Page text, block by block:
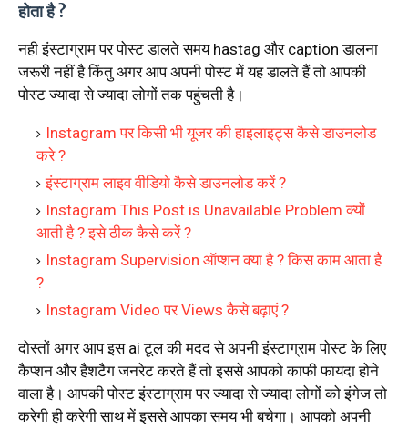
होता है ?
नही इंस्टाग्राम पर पोस्ट डालते समय hastag और caption डालना
जरूरी नहीं है किंतु अगर आप अपनी पोस्ट में यह डालते हैं तो आपकी
पोस्ट ज्यादा से ज्यादा लोगों तक पहुंचती है।
Instagram पर किसी भी यूजर की हाइलाइट्स कैसे डाउनलोड
करे ?
इंस्टाग्राम लाइव वीडियो कैसे डाउनलोड करें ?
Instagram This Post is Unavailable Problem क्यों
आती है ? इसे ठीक कैसे करें ?
Instagram Supervision ऑप्शन क्या है ? किस काम आता है
?
Instagram Video पर Views कैसे बढ़ाएं ?
दोस्तों अगर आप इस ai टूल की मदद से अपनी इंस्टाग्राम पोस्ट के लिए
कैप्शन और हैशटैग जनरेट करते हैं तो इससे आपको काफी फायदा होने
वाला है। आपकी पोस्ट इंस्टाग्राम पर ज्यादा से ज्यादा लोगों को इंगेज तो
करेगी ही करेगी साथ में इससे आपका समय भी बचेगा। आपको अपनी